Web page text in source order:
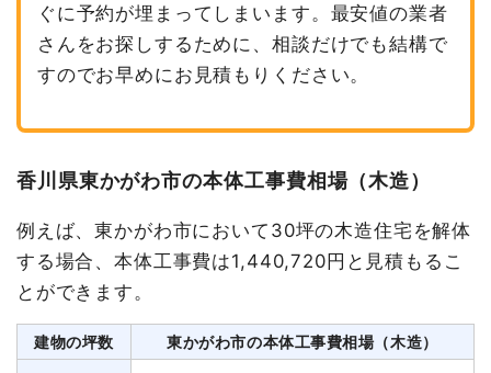
ぐに予約が埋まってしまいます。最安値の業者
さんをお探しするために、相談だけでも結構で
すのでお早めにお見積もりください。
香川県東かがわ市の本体工事費相場（木造）
例えば、東かがわ市において30坪の木造住宅を解体
する場合、本体工事費は1,440,720円と見積もるこ
とができます。
建物の坪数 東かがわ市の本体工事費相場（木造）